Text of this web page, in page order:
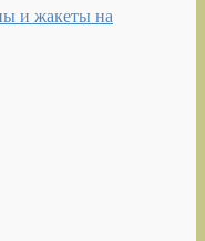
и жакеты на